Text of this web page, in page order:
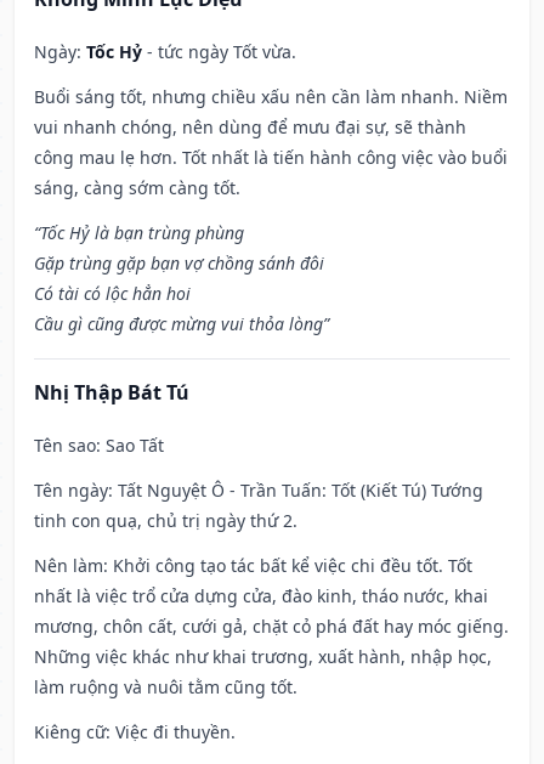
Ngày: Tốc Hỷ - tức ngày Tốt vừa.
Buổi sáng tốt, nhưng chiều xấu nên cần làm nhanh. Niềm
vui nhanh chóng, nên dùng để mưu đại sự, sẽ thành
công mau lẹ hơn. Tốt nhất là tiến hành công việc vào buổi
sáng, càng sớm càng tốt.
“Tốc Hỷ là bạn trùng phùng
Gặp trùng gặp bạn vợ chồng sánh đôi
Có tài có lộc hẳn hoi
Cầu gì cũng được mừng vui thỏa lòng”
Nhị Thập Bát Tú
Tên sao: Sao Tất
Tên ngày: Tất Nguyệt Ô - Trần Tuấn: Tốt (Kiết Tú) Tướng
tinh con quạ, chủ trị ngày thứ 2.
Nên làm: Khởi công tạo tác bất kể việc chi đều tốt. Tốt
nhất là việc trổ cửa dựng cửa, đào kinh, tháo nước, khai
mương, chôn cất, cưới gả, chặt cỏ phá đất hay móc giếng.
Những việc khác như khai trương, xuất hành, nhập học,
làm ruộng và nuôi tằm cũng tốt.
Kiêng cữ: Việc đi thuyền.